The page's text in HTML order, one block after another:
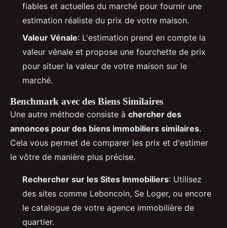
fiables et actuelles du marché pour fournir une
estimation réaliste du prix de votre maison.
Valeur Vénale: L'estimation prend en compte la
valeur vénale et propose une fourchette de prix
pour situer la valeur de votre maison sur le
marché.
Benchmark avec des Biens Similaires
Une autre méthode consiste à chercher des
annonces pour des biens immobiliers similaires.
Cela vous permet de comparer les prix et d'estimer
le vôtre de manière plus précise.
Rechercher sur les Sites Immobiliers: Utilisez
des sites comme Leboncoin, Se Loger, ou encore
le catalogue de votre agence immobilière de
quartier.